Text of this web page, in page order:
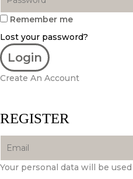
Remember me
Lost your password?
Create An Account
REGISTER
Your personal data will be